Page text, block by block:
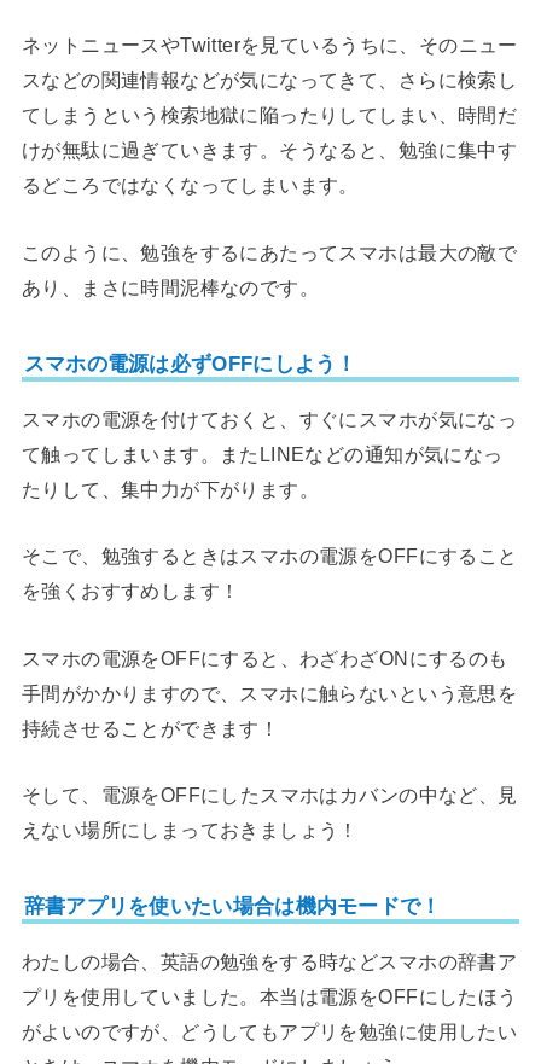
ネットニュースやTwitterを見ているうちに、そのニュー
スなどの関連情報などが気になってきて、さらに検索し
てしまうという検索地獄に陥ったりしてしまい、時間だ
けが無駄に過ぎていきます。そうなると、勉強に集中す
るどころではなくなってしまいます。
このように、勉強をするにあたってスマホは最大の敵で
あり、まさに時間泥棒なのです。
スマホの電源は必ずOFFにしよう！
スマホの電源を付けておくと、すぐにスマホが気になっ
て触ってしまいます。またLINEなどの通知が気になっ
たりして、集中力が下がります。
そこで、勉強するときはスマホの電源をOFFにすること
を強くおすすめします！
スマホの電源をOFFにすると、わざわざONにするのも
手間がかかりますので、スマホに触らないという意思を
持続させることができます！
そして、電源をOFFにしたスマホはカバンの中など、見
えない場所にしまっておきましょう！
辞書アプリを使いたい場合は機内モードで！
わたしの場合、英語の勉強をする時などスマホの辞書ア
プリを使用していました。本当は電源をOFFにしたほう
がよいのですが、どうしてもアプリを勉強に使用したい